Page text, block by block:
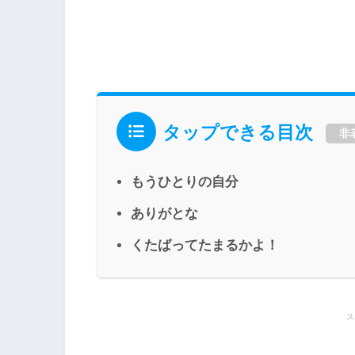
タップできる目次 非
もうひとりの自分
ありがとな
くたばってたまるかよ！